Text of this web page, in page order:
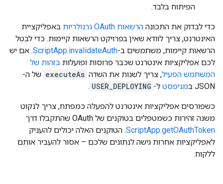
הפיתוח בלבד.
כדי לבדוק את התכונה הרשאות OAuth גרנולריות
באפליקציית
האינטרנט, צריך לוודא שאין בפרויקט הרשאות קיימות. כדי לבטל
הרשאות קיימות, משתמשים ב-ScriptApp.invalidateAuth. אם יש
לכם אפליקציות אינטרנט שכבר פרוסות ופועלות בזהות של
המשתמש הפעיל, צריך לשנות את השדה executeAs של ה-
JSON ב
מניפסט ל- USER_DEPLOYING
.
כשפורסים אפליקציות אינטרנט להפעלה כמפתח, צריך לנקוט
משנה זהירות כשמטפלים בטוקנים של OAuth שהתקבלו דרך
ScriptApp.getOAuthToken. הטוקנים האלה יכולים להעניק
לאפליקציות אחרות גישה לנתונים שלכם – אסור להעביר אותם
ללקוח.